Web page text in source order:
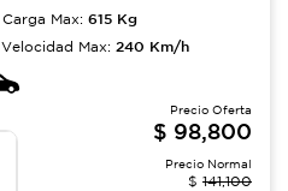
Carga Max: 615 Kg
Velocidad Max: 240 Km/h
Precio Oferta
$ 98,800
Precio Normal
$ 141,100